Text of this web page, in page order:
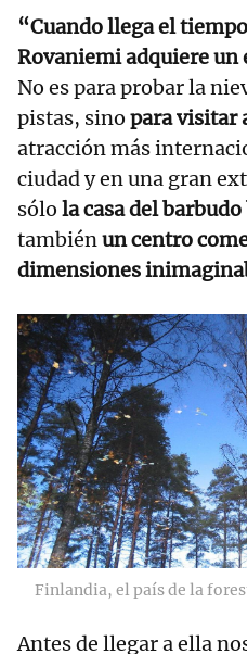
“Cuando llega el
Rovaniemi adquiere
No es para probar la
pistas, sino para visitar
atracción más
ciudad y en una gran
sólo la casa del
tambiénun centro
dimensiones
Finlandia, el país de la
Antes de llegar a ella